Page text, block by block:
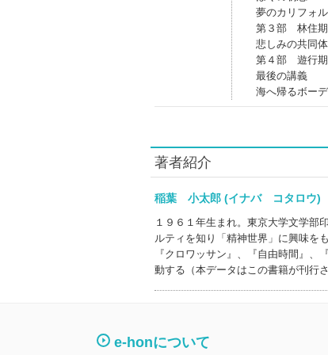
夢のカリフォル
第３部 林住期
悲しみの共同体
第４部 遊行期
最後の講義
海へ帰るボー
著者紹介
稲葉 小太郎 (イナバ コタロ
１９６１年生まれ。東京大学文学部
ルティを知り「精神世界」に興味を
『クロワッサン』、『自由時間』
動する（本データはこの書籍が刊行
e-honについて